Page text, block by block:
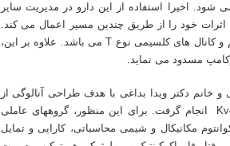
اخیرا استفاده از این دارو در مدیریت سایر
اثرات خود را از طریق چندین مسیر اعمال می کند.
مهمترین مکانیسم عملکرد زونیساماید انسداد کانال های ولتاژی سدیم و کانال های کلسیمی نوع T می باشد. علاوه بر این،
و خانم دکتر ویدا بداغی با هدف طراحی آنالوگی از
با بهترین فعل و انفعالات ساختاری با کانال پتاسیمی Kv4.2 انجام گرفت. برای این منظور، گروههای عاملی
مکانیکال و شیمی محاسباتی، کارایی و تمایل